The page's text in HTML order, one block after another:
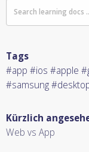
Tags
#app #ios #apple
#samsung
Kürzlich
Web vs App